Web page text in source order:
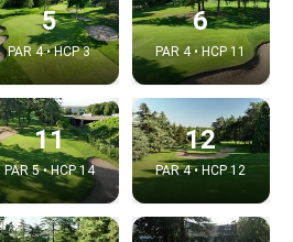
5
PAR 4 • HCP 3
6
PAR 4 • HCP 11
11
PAR 5 • HCP 14
12
PAR 4 • HCP 12